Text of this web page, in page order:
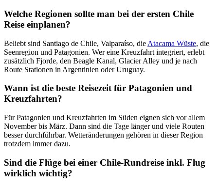
Welche Regionen sollte man bei der ersten Chile
Reise einplanen?
Beliebt sind Santiago de Chile, Valparaíso, die Atacama Wüste, die
Seenregion und Patagonien. Wer eine Kreuzfahrt integriert, erlebt
zusätzlich Fjorde, den Beagle Kanal, Glacier Alley und je nach
Route Stationen in Argentinien oder Uruguay.
Wann ist die beste Reisezeit für Patagonien und
Kreuzfahrten?
Für Patagonien und Kreuzfahrten im Süden eignen sich vor allem
November bis März. Dann sind die Tage länger und viele Routen
besser durchführbar. Wetteränderungen gehören in dieser Region
trotzdem immer dazu.
Sind die Flüge bei einer Chile-Rundreise inkl. Flug
wirklich wichtig?